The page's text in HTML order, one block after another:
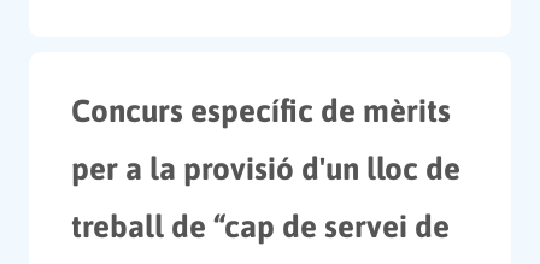
Concurs específic de mèrits
per a la provisió d'un lloc de
treball de “cap de servei de